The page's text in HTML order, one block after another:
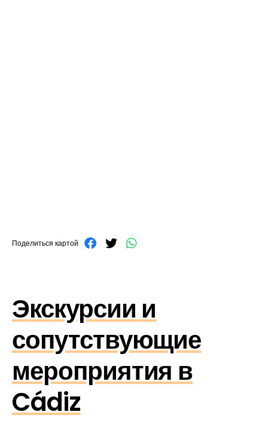
Поделиться картой
Экскурсии и
сопутствующие
мероприятия в
Cádiz